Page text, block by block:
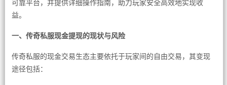
可靠平台，并提供详细操作指南，助力玩家安全高效地实现收
益。
一、传奇私服现金提现的现状与风险
传奇私服的现金交易生态主要依托于玩家间的自由交易，其变现
途径包括：